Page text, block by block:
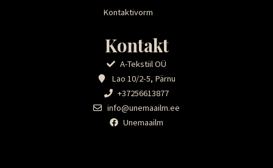
Kontaktivorm
Kontakt
A-Tekstiil OÜ
Lao 10/2-5, Pärnu
+37256613877
info@unemaailm.ee
Unemaailm